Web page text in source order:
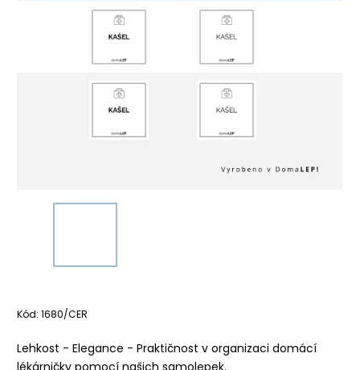
Kód: 1680/CER
Lehkost - Elegance - Praktičnost v organizaci domácí
lékárničky pomocí našich samolepek.